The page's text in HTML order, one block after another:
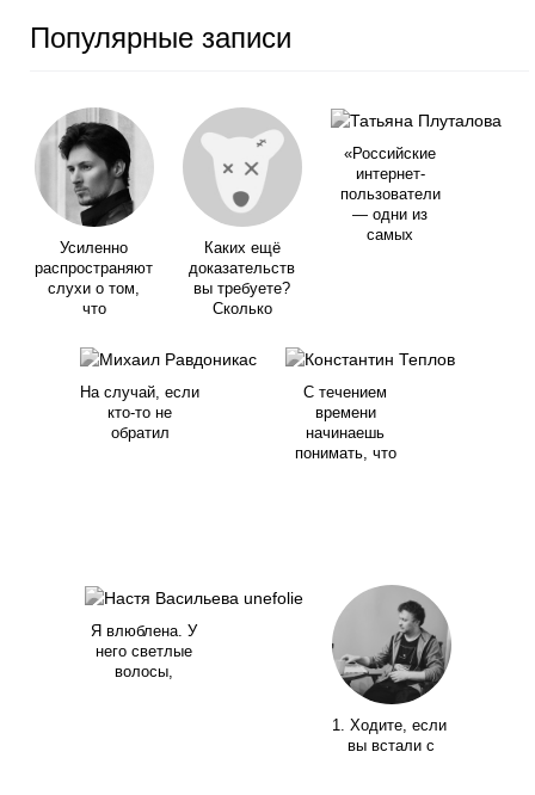
Популярные записи
Усиленно
распространяют
слухи о том,
что
Каких ещё
доказательств
вы требуете?
Сколько
«Российские
интернет-
пользователи
— одни из
самых
На случай, если
кто-то не
обратил
С течением
времени
начинаешь
понимать, что
Я влюблена. У
него светлые
волосы,
1. Ходите, если
вы встали с